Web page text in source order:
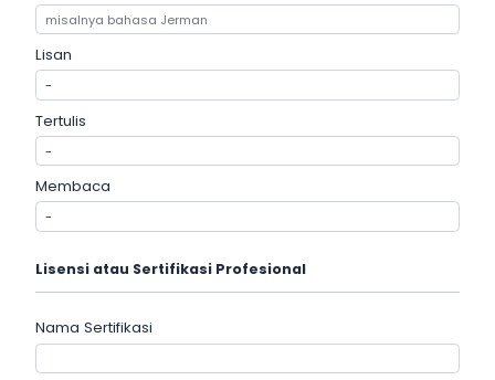
Lisan
Tertulis
Membaca
Lisensi atau Sertifikasi Profesional
Nama Sertifikasi